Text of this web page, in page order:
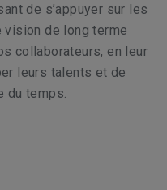
de s’appuyer sur les
vision de long terme
collaborateurs, en leur
leurs talents et de
du temps.